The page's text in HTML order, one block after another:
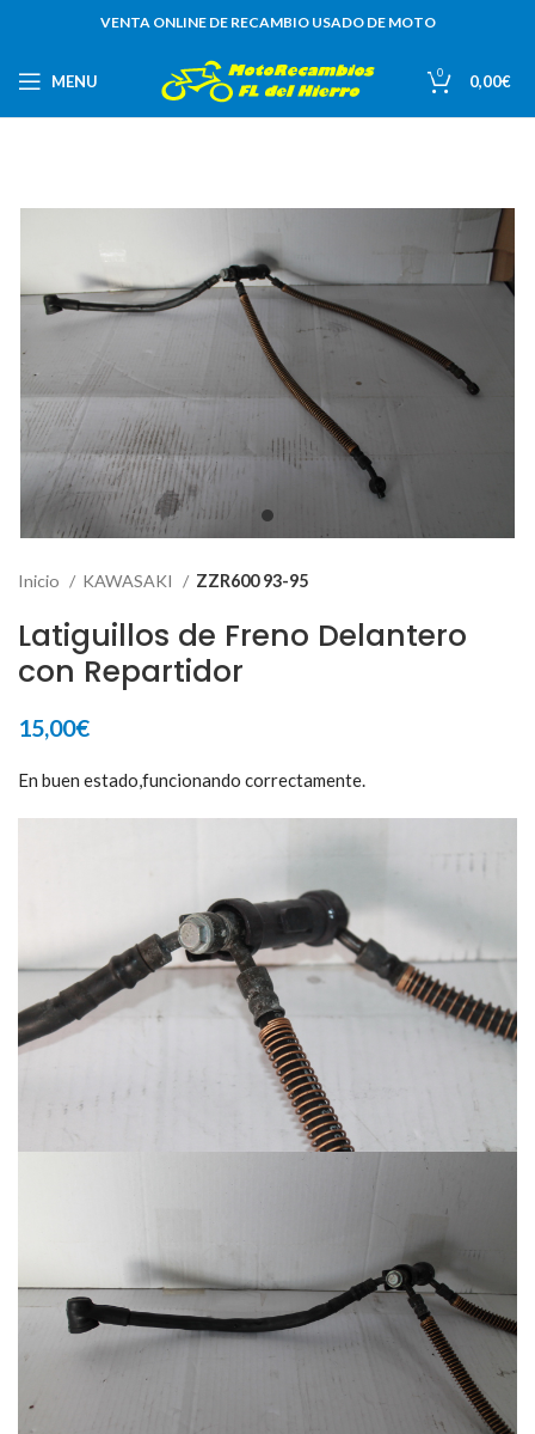
VENTA ONLINE DE RECAMBIO USADO DE MOTO
MENU 0 0,00€
Inicio KAWASAKI ZZR600 93-95
Latiguillos de Freno Delantero
con Repartidor
15,00€
En buen estado,funcionando correctamente.